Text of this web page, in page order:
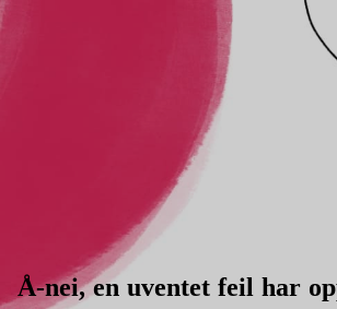
Å-nei, en uventet feil har